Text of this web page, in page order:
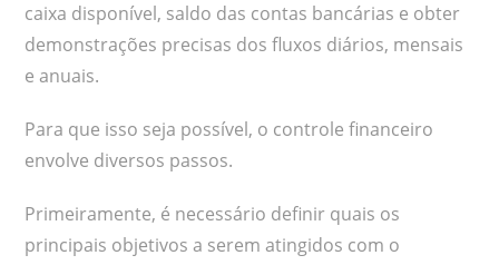
caixa disponível, saldo das contas bancárias e obter
demonstrações precisas dos fluxos diários, mensais
e anuais.
Para que isso seja possível, o controle financeiro
envolve diversos passos.
Primeiramente, é necessário definir quais os
principais objetivos a serem atingidos com o